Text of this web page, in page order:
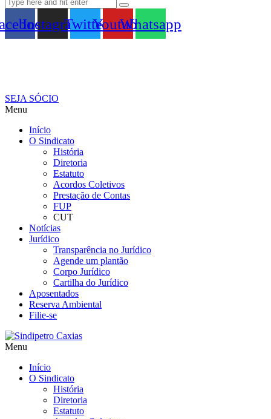
InstagramTwitterYoutubeWhatsapp
SEJA SÓCIO
Menu
Início
O Sindicato
História
Diretoria
Estatuto
Acordos Coletivos
Prestação de Contas
FUP
CUT
Notícias
Jurídico
Transparência no Jurídico
Agende um plantão
Corpo Jurídico
Cartilha do Jurídico
Aposentados
Reserva Ambiental
Filie-se
Menu
Início
O Sindicato
História
Diretoria
Estatuto